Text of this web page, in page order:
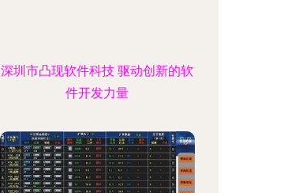
深圳市凸现软件科技 驱动创新的软
件开发力量